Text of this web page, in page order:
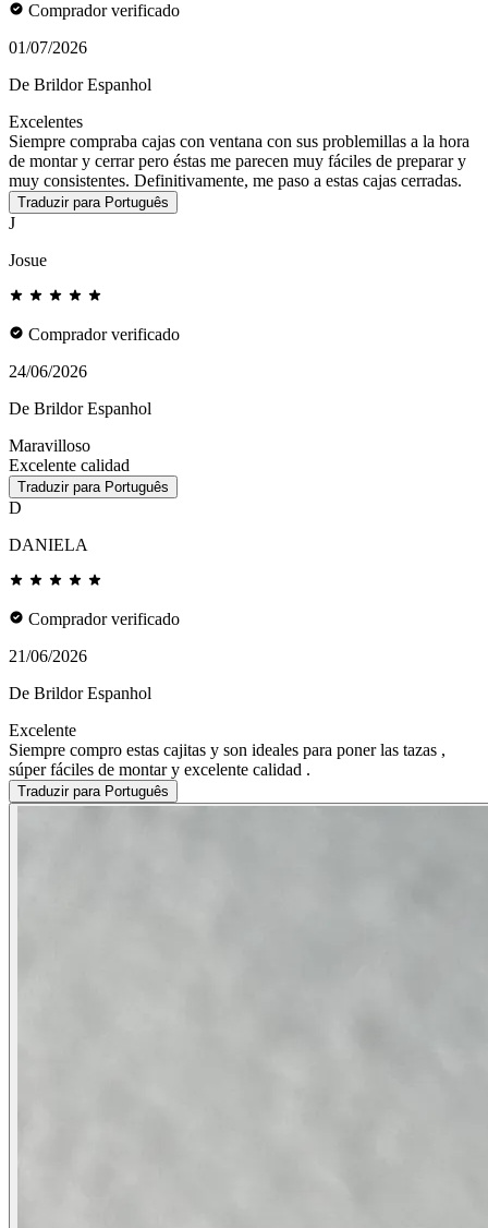
Comprador verificado
01/07/2026
De Brildor Espanhol
Excelentes
Siempre compraba cajas con ventana con sus problemillas a la hora
de montar y cerrar pero éstas me parecen muy fáciles de preparar y
muy consistentes. Definitivamente, me paso a estas cajas cerradas.
Traduzir para Português
J
Josue
Comprador verificado
24/06/2026
De Brildor Espanhol
Maravilloso
Excelente calidad
Traduzir para Português
D
DANIELA
Comprador verificado
21/06/2026
De Brildor Espanhol
Excelente
Siempre compro estas cajitas y son ideales para poner las tazas ,
súper fáciles de montar y excelente calidad .
Traduzir para Português